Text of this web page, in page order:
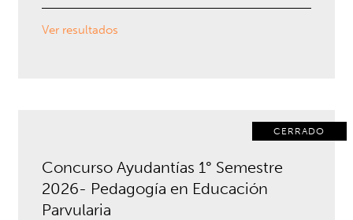
Ver resultados
Concurso Ayudantías 1° Semestre
2026- Pedagogía en Educación
Parvularia
CERRADO